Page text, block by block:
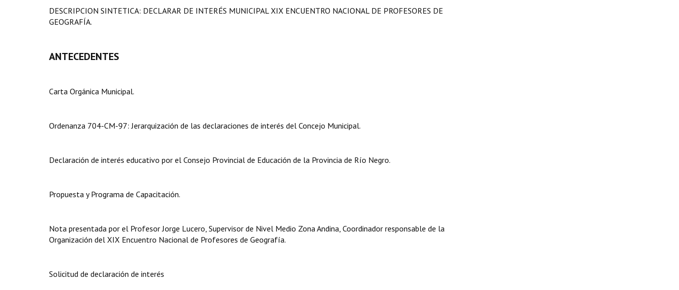
DESCRIPCION SINTETICA: DECLARAR DE INTERÉS MUNICIPAL XIX ENCUENTRO NACIONAL DE PROFESORES DE
GEOGRAFÍA.
ANTECEDENTES
Carta Orgánica Municipal.
Ordenanza 704-CM-97: Jerarquización de las declaraciones de interés del Concejo Municipal.
Declaración de interés educativo por el Consejo Provincial de Educación de la Provincia de Río Negro.
Propuesta y Programa de Capacitación.
Nota presentada por el Profesor Jorge Lucero, Supervisor de Nivel Medio Zona Andina, Coordinador responsable de la
Organización del XIX Encuentro Nacional de Profesores de Geografía.
Solicitud de declaración de interés